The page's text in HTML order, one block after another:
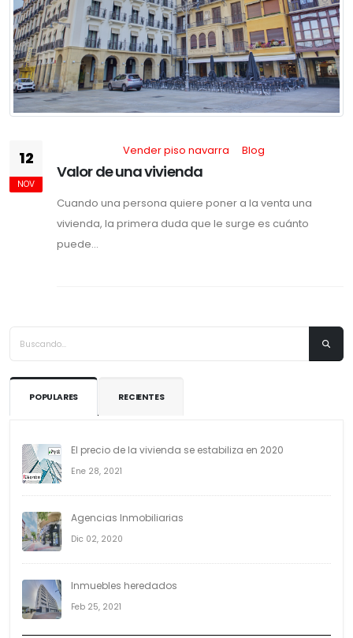
12
NOV
Vender piso navarra Blog
Valor de una vivienda
Cuando una persona quiere poner a la venta una
vivienda, la primera duda que le surge es cuánto
puede...
POPULARES RECIENTES
El precio de la vivienda se estabiliza en 2020
Ene 28, 2021
Agencias Inmobiliarias
Dic 02, 2020
Inmuebles heredados
Feb 25, 2021